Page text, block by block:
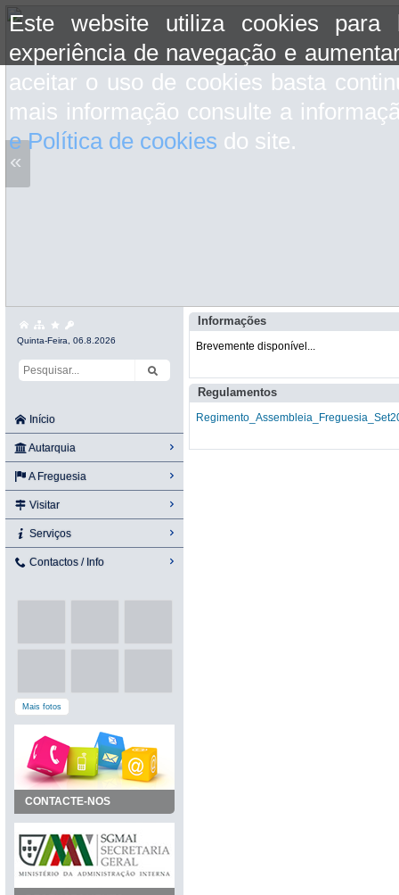
Este website utiliza cookies para
experiência de navegação e
aceitar o uso de cookies basta
mais informação consulte a
e Política de cookies do site.
«
Quinta-Feira, 06.8.2026
Início
Autarquia
A Freguesia
Visitar
Serviços
Contactos / Info
Mais fotos
CONTACTE-NOS
Informações
Brevemente disponível...
Regulamentos